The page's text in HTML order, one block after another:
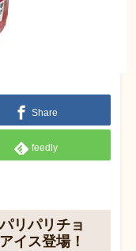
Share
feedly
リパリチョ
イス登場！